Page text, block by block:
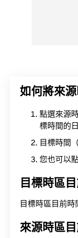
如何將來
點選來源
標時間的
目標時間
您也可以
目標時區
目標時區目前
來源時區